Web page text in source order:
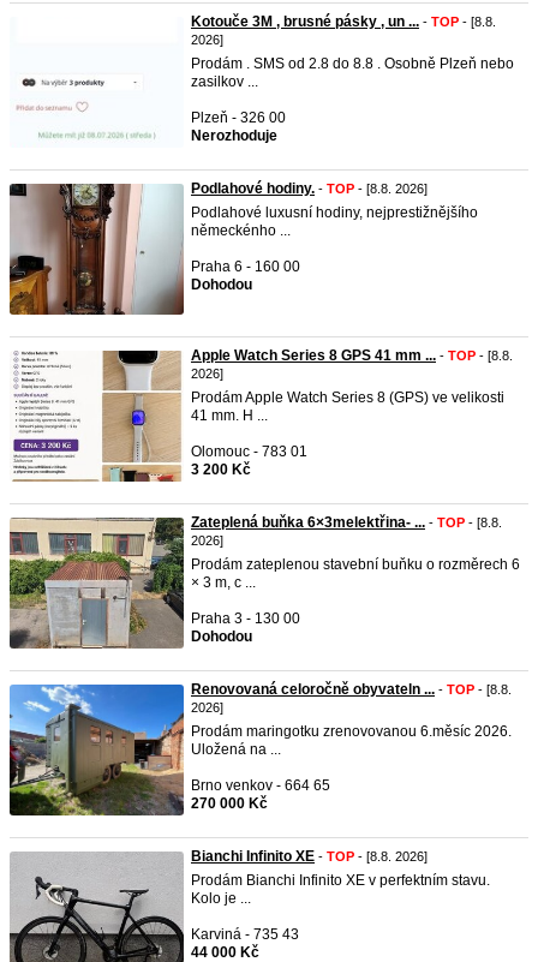
Kotouče 3M , brusné pásky , un ... - TOP - [8.8.
2026]
Prodám . SMS od 2.8 do 8.8 . Osobně Plzeň nebo
zasilkov ...
Plzeň - 326 00
Nerozhoduje
Podlahové hodiny. - TOP - [8.8. 2026]
Podlahové luxusní hodiny, nejprestižnějšího
německénho ...
Praha 6 - 160 00
Dohodou
Apple Watch Series 8 GPS 41 mm ... - TOP - [8.8.
2026]
Prodám Apple Watch Series 8 (GPS) ve velikosti
41 mm. H ...
Olomouc - 783 01
3 200 Kč
Zateplená buňka 6×3melektřina- ... - TOP - [8.8.
2026]
Prodám zateplenou stavební buňku o rozměrech 6
× 3 m, c ...
Praha 3 - 130 00
Dohodou
Renovovaná celoročně obyvateln ... - TOP - [8.8.
2026]
Prodám maringotku zrenovovanou 6.měsíc 2026.
Uložená na ...
Brno venkov - 664 65
270 000 Kč
Bianchi Infinito XE - TOP - [8.8. 2026]
Prodám Bianchi Infinito XE v perfektním stavu.
Kolo je ...
Karviná - 735 43
44 000 Kč